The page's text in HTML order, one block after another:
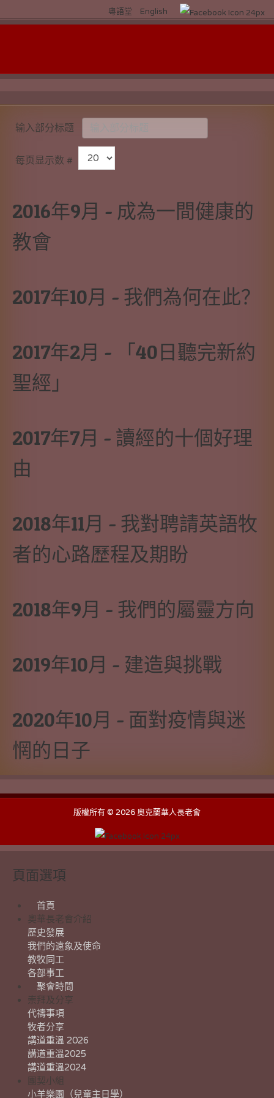
粵語堂 English
输入部分标题
每页显示数 #
2016年9月 - 成為一間健康的
教會
2017年10月 - 我們為何在此？
2017年2月 - 「40日聽完新約
聖經」
2017年7月 - 讀經的十個好理
由
2018年11月 - 我對聘請英語牧
者的心路歷程及期盼
2018年9月 - 我們的屬靈方向
2019年10月 - 建造與挑戰
2020年10月 - 面對疫情與迷
惘的日子
版權所有 © 2026 奧克蘭華人長老會
頁面選項
首頁
奧華長老會介紹
歷史發展
我們的遠象及使命
教牧同工
各部事工
聚會時間
崇拜及分享
代禱事項
牧者分享
講道重溫 2026
講道重溫2025
講道重溫2024
團契小組
小羊樂園（兒童主日學）